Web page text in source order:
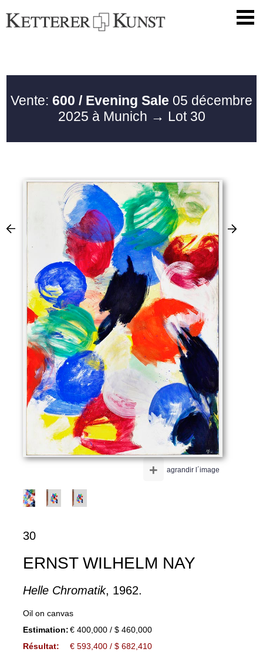
Vente: 600 / Evening Sale 05 décembre
2025 à Munich → Lot 30
agrandir l´image
+
30
ERNST WILHELM NAY
Helle Chromatik, 1962.
Oil on canvas
Estimation:€ 400,000 / $ 460,000
Résultat:
€ 593,400 / $ 682,410